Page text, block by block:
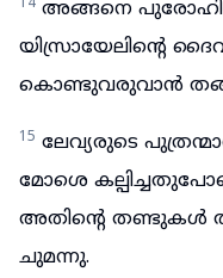
14 അങ്ങനെ
യിസ്രായേലിന്റെ
കൊണ്ടുവരുവാൻ
15 ലേവ്യരുടെ
മോശെ
അതിന്റെ തണ്ടുകൾ
ചുമന്നു.